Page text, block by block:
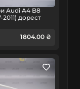
Audi A4 B8
дорест
1804.00 ₴